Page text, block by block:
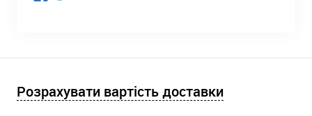
Розрахувати вартість доставки